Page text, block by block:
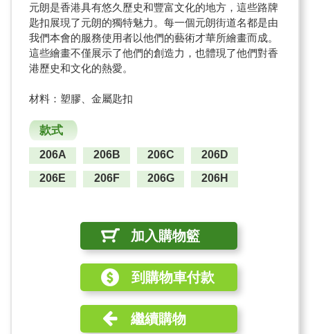
元朗是香港具有悠久歷史和豐富文化的地方，這些路牌
匙扣展現了元朗的獨特魅力。每一個元朗街道名都是由
我們本會的服務使用者以他們的藝術才華所繪畫而成。
這些繪畫不僅展示了他們的創造力，也體現了他們對香
港歷史和文化的熱愛。
材料：塑膠、金屬匙扣
款式
206A 206B 206C
206D
206E
206F 206G 206H
加入購物籃
到購物車付款
繼續購物